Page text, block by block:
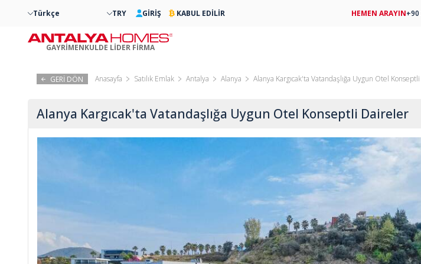
GERİ DÖN Anasayfa Satılık Emlak Antalya Alanya Alanya Kargıcak'ta Vatandaşlığa Uygun Otel
Alanya Kargıcak'ta Vatandaşlığa Uygun Otel Konseptli Daireler
Türkçe TRY GİRİŞ KABUL EDİLİR
GAYRİMENKULDE LİDER FİRMA
HEMEN ARAYIN+90